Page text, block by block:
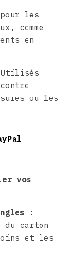
les
comme
en
Utilisés
ou les
vos
:
carton
et les